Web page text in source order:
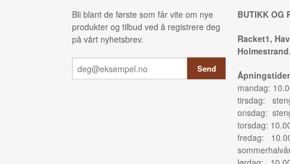
Bli blant de første som får vite om nye
produkter og tilbud ved å registrere deg
på vårt nyhetsbrev.
BUTIKK OG
Racket1,
Holmestrand.
Åpningstider
mandag:
tirsdag:
onsdag:
torsdag:
fredag: